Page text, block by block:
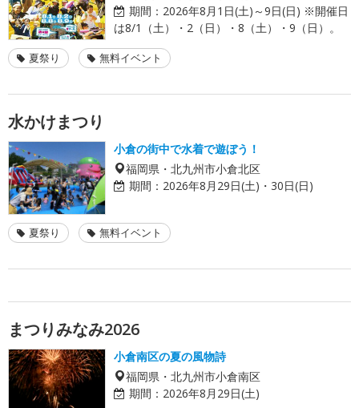
期間： 2026年8月1日(土)～9日(日) ※開催日
は8/1（土）・2（日）・8（土）・9（日）。
夏祭り 無料イベント
水かけまつり
小倉の街中で水着で遊ぼう！
福岡県・北九州市小倉北区
期間： 2026年8月29日(土)・30日(日)
夏祭り 無料イベント
まつりみなみ2026
小倉南区の夏の風物詩
福岡県・北九州市小倉南区
期間： 2026年8月29日(土)